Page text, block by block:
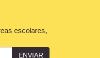
escolares,
ENVIAR